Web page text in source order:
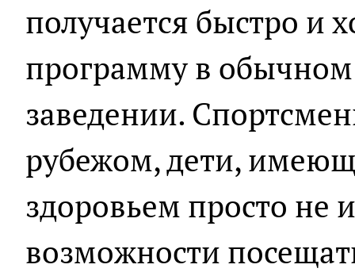
получается быстро и
программу в
заведении.
рубежом, дети,
здоровьем просто не
возможности